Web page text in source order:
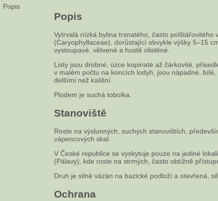
Popis
Popis
Vytrvalá nízká bylina trsnatého, často polštářovitého
(Caryophyllaceae), dorůstající obvykle výšky 5–15
vystoupavé, větvené a hustě olistěné.
Listy jsou drobné, úzce kopinaté až čárkovité,
v malém počtu na koncích lodyh, jsou nápadné,
delšími než kališní.
Plodem je suchá tobolka.
Stanoviště
Roste na výslunných, suchých stanovištích,
vápencových skal.
V České republice se vyskytuje pouze na jediné
(Pálavy), kde roste na strmých, často obtížně
Druh je silně vázán na bazické podloží a otevřená,
Ochrana